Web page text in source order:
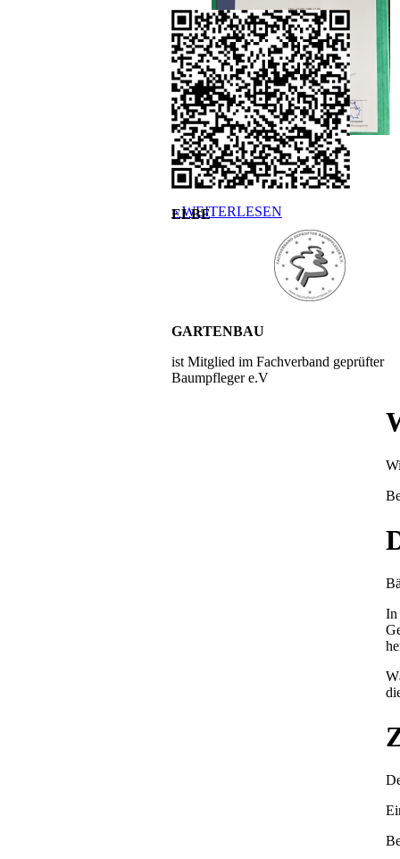
Weitere Zertifizierung für Elbe
Gartenbau !
» WEITERLESEN
ELBE
GARTENBAU
ist Mitglied im Fachverband geprüfter
Baumpfleger e.V
In